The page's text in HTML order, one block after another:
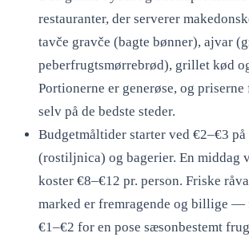
restauranter, der serverer
tavče gravče (bagte bønner), ajvar
peberfrugtsmørrebrød), grillet kød
Portionerne er generøse, og
selv på de bedste steder.
Budgetmåltider starter ved €2–€3
(rostiljnica) og bagerier. En middag
koster €8–€12 pr. person. Friske
marked er fremragende og billige —
€1–€2 for en pose sæsonbestemt